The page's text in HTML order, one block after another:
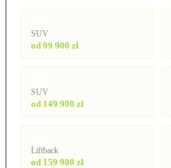
SUV
od 99 900 zł
SUV
od 149 900 zł
Liftback
od 159 900 zł